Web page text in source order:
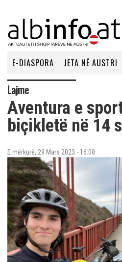
E-DIASPORA JETA NË AUSTRI
Lajme
Aventura e
biçikletë në 14
E mërkurë, 29 Mars 2023 - 16:00